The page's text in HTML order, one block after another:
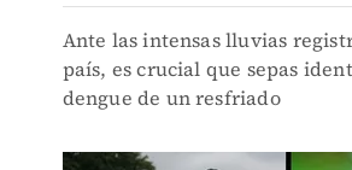
Ante las intensas lluvias
país, es crucial que sepas
dengue de un resfriado